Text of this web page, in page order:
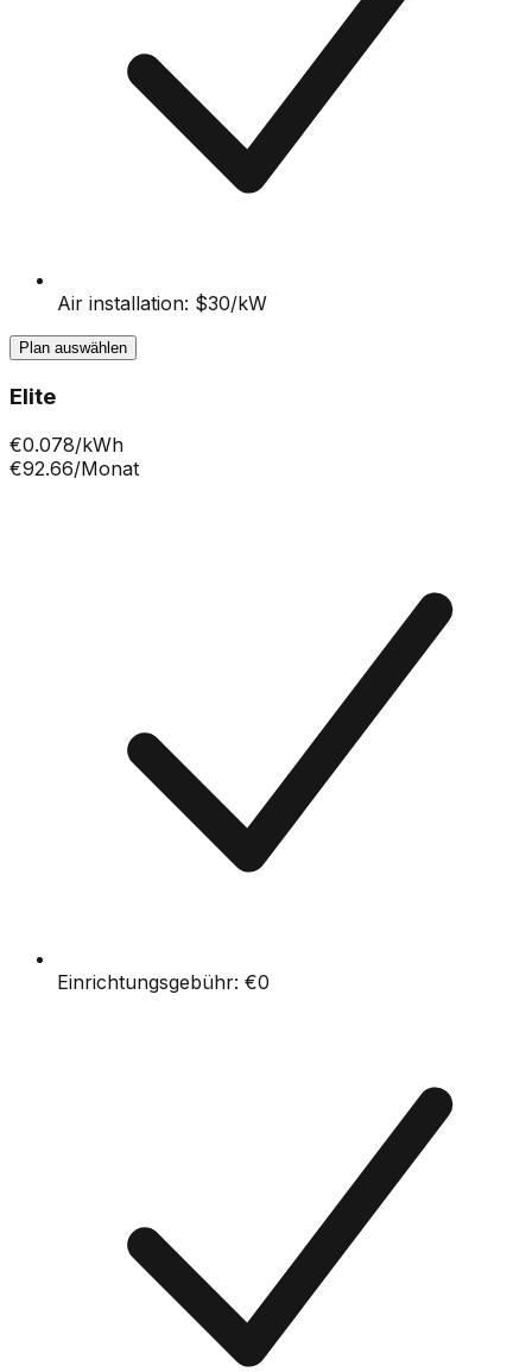
Air installation: $30/kW
Plan auswählen
Elite
€0.078/kWh
€92.66/Monat
Einrichtungsgebühr: €0